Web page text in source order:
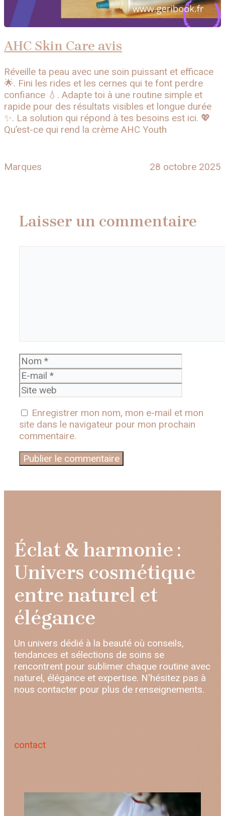
AHC Skin Care avis
Réveille ta peau avec une soin puissant et efficace
🌟. Fini les rides et les cernes qui te font perdre
confiance 💧. Adapte toi à une routine simple et
rapide pour des résultats visibles et longue durée
✨. La solution qui répond à tes besoins est ici. 💖
Qu’est-ce qui rend la crème AHC Youth
Marques 28 octobre 2025
Laisser un commentaire
Nom
mail
web
Enregistrer mon nom, mon e-mail et mon
site dans le navigateur pour mon prochain
commentaire.
Éclat & harmonie :
Univers cosmétique
entre naturel et
élégance
Un univers dédié à la beauté où conseils,
tendances et sélections de soins se
rencontrent pour sublimer chaque routine avec
naturel, élégance et expertise. N'hésitez pas à
nous contacter pour plus de renseignements.
contact